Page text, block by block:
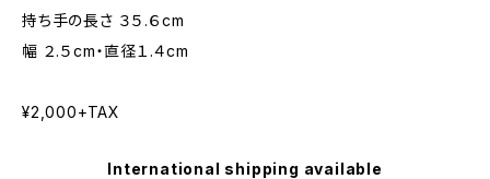
持ち手の長さ ３５.６cm
幅 ２.５cm・直径１.４cm
¥2,000+TAX
International shipping available